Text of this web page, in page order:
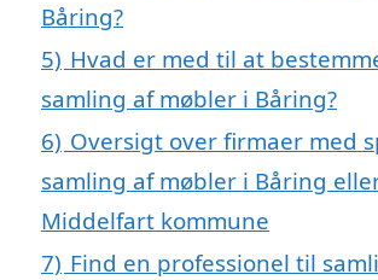
Båring?
5) Hvad er med til at
samling af møbler i Båring?
6) Oversigt over firmaer med
samling af møbler i Båring
Middelfart kommune
7) Find en professionel til